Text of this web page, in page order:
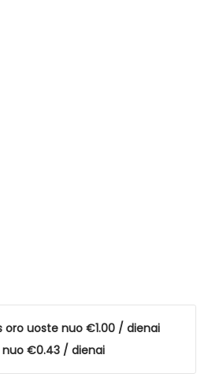
oro uoste nuo €1.00 / dienai
nuo €0.43 / dienai